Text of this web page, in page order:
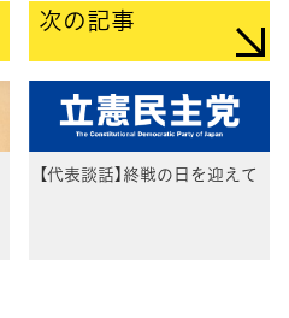
次の記事
【代表談話】終戦の日を迎えて